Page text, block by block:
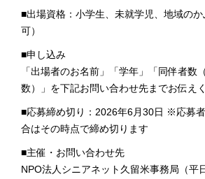
■出場資格：小学生、未就学児、地域の
可）
■申し込み
「出場者のお名前」「学年」「同伴者数
数）」を下記お問い合わせ先までお伝えく
■応募締め切り：2026年6月30日 ※応募
合はその時点で締め切ります
■主催・お問い合わせ先
NPO法人シニアネット久留米事務局（平